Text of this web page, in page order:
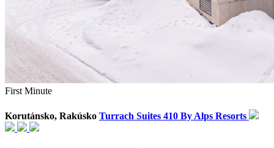
First Minute
Korutánsko, Rakúsko Turrach Suites 410 By Alps Resorts